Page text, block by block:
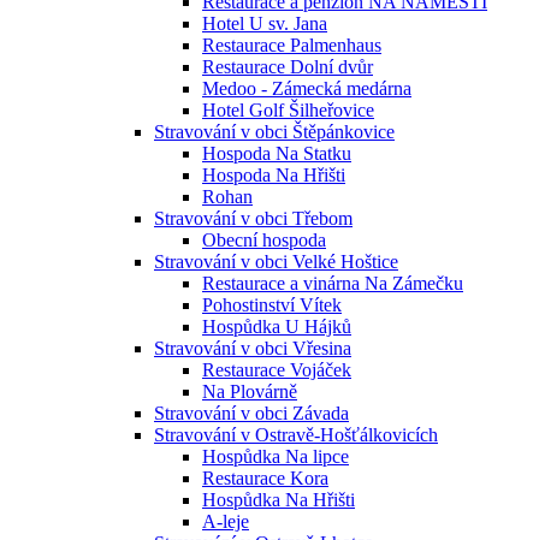
Hotel U sv. Jana
Restaurace Palmenhaus
Restaurace Dolní dvůr
Medoo - Zámecká medárna
Hotel Golf Šilheřovice
Stravování v obci Štěpánkovice
Hospoda Na Statku
Hospoda Na Hřišti
Rohan
Stravování v obci Třebom
Obecní hospoda
Stravování v obci Velké Hoštice
Restaurace a vinárna Na Zámečku
Pohostinství Vítek
Hospůdka U Hájků
Stravování v obci Vřesina
Restaurace Vojáček
Na Plovárně
Stravování v obci Závada
Stravování v Ostravě-Hošťálkovicích
Hospůdka Na lipce
Restaurace Kora
Hospůdka Na Hřišti
A-leje